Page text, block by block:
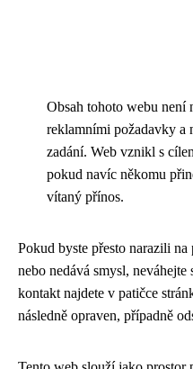
Obsah tohoto webu
reklamními požadavky a
zadání. Web vznikl s
pokud navíc někomu
vítaný přínos.
Pokud byste přesto narazili na
nebo nedává smysl,
kontakt najdete v patičce
následně opraven, případně